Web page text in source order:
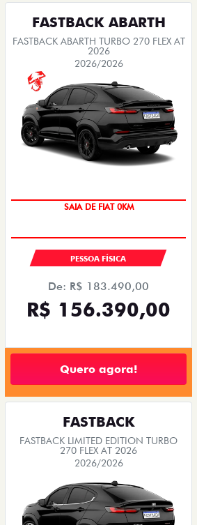
FASTBACK ABARTH
FASTBACK ABARTH TURBO 270 FLEX AT
2026
2026/2026
PREÇO IMPERDÍVEL
PESSOA FÍSICA
De: R$ 183.490,00
R$ 156.390,00
Quero agora!
FASTBACK
FASTBACK LIMITED EDITION TURBO
270 FLEX AT 2026
2026/2026